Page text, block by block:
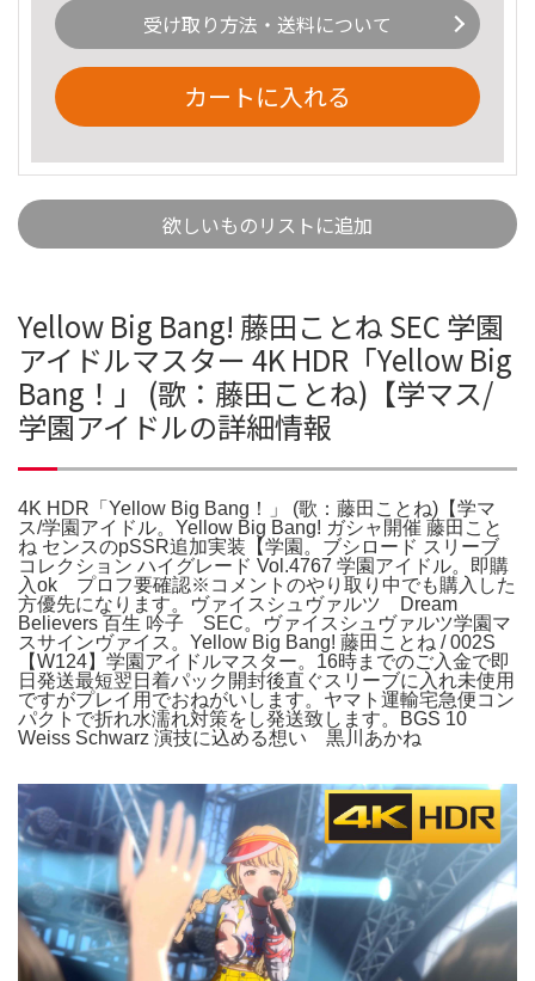
受け取り方法・送料について
カートに入れる
欲しいものリストに追加
Yellow Big Bang! 藤田ことね SEC 学園
アイドルマスター 4K HDR「Yellow Big
Bang！」 (歌：藤田ことね)【学マス/
学園アイドルの詳細情報
4K HDR「Yellow Big Bang！」 (歌：藤田ことね)【学マ
ス/学園アイドル。Yellow Big Bang! ガシャ開催 藤田こと
ね センスのpSSR追加実装【学園。ブシロード スリーブ
コレクション ハイグレード Vol.4767 学園アイドル。即購
入ok プロフ要確認※コメントのやり取り中でも購入した
方優先になります。ヴァイスシュヴァルツ Dream
Believers 百生 吟子 SEC。ヴァイスシュヴァルツ学園マ
スサインヴァイス。Yellow Big Bang! 藤田ことね / 002S
【W124】学園アイドルマスター。16時までのご入金で即
日発送最短翌日着パック開封後直ぐスリーブに入れ未使用
ですがプレイ用でおねがいします。ヤマト運輸宅急便コン
パクトで折れ水濡れ対策をし発送致します。BGS 10
Weiss Schwarz 演技に込める想い 黒川あかね